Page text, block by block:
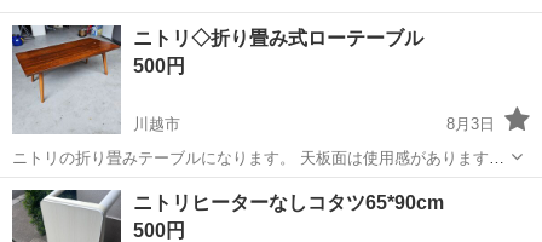
ニトリ◇折り畳み式ローテーブル
500円
川越市
8月3日
ニトリの折り畳みテーブルになります。 天板面は使用感があります。
横幅：900mm 奥行：450mm 高さ：320mm 川越市の指定の場所にて
受け渡しさせていただきます。
埼玉 川越市 テーブル
ニトリヒーターなしコタツ65*90cm
500円